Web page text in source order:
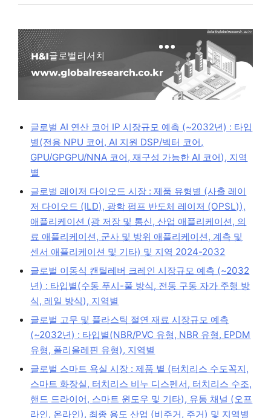
글로벌 AI 연산 코어 IP 시장규모 예측 (~2032년) : 타입
별(전용 NPU 코어, AI 지원 DSP/벡터 코어,
GPU/GPGPU/NNA 코어, 재구성 가능한 AI 코어), 지역
별
글로벌 레이저 다이오드 시장 : 제품 유형별 (사출 레이
저 다이오드 (ILD), 광학 펌프 반도체 레이저 (OPSL)),
애플리케이션 (광 저장 및 통신, 산업 애플리케이션, 의
료 애플리케이션, 군사 및 방위 애플리케이션, 계측 및
센서 애플리케이션 및 기타) 및 지역 2024-2032
글로벌 이동식 캔틸레버 크레인 시장규모 예측 (~2032
년) : 타입별(수동 푸시-풀 방식, 전동 구동 자가 주행 방
식, 레일 방식), 지역별
글로벌 고무 및 플라스틱 절연 재료 시장규모 예측
(~2032년) : 타입별(NBR/PVC 유형, NBR 유형, EPDM
유형, 폴리올레핀 유형), 지역별
글로벌 스마트 욕실 시장 : 제품 별 (터치리스 수도꼭지,
스마트 화장실, 터치리스 비누 디스펜서, 터치리스 수조,
핸드 드라이어, 스마트 윈도우 및 기타), 유통 채널 (오프
라인, 온라인), 최종 용도 산업 (비주거, 주거) 및 지역별